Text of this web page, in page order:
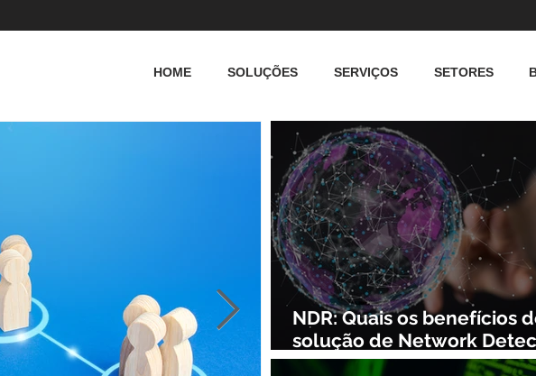
HOME SOLUÇÕES SERVIÇOS SETORES
NDR: Quais os benefícios
solução de Network
and Response?